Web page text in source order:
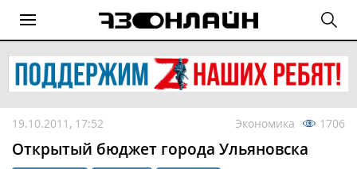
19.10.2011, 17:52 Экономика 1706
Открытый бюджет города Ульяновска